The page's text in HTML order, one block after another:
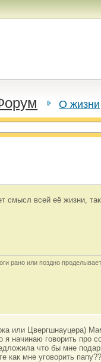
О жизни
смысл всей её жизни,
рано или поздно
или Цвергшнауцера)
я начинаю говорить про
что бы мне
как мне уговорить